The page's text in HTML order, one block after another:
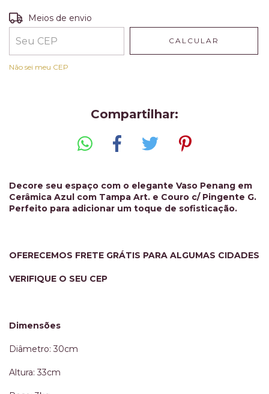
Entregas para o CEP:
Meios de envio
CALCULAR
Não sei meu CEP
Compartilhar:
Decore seu espaço com o elegante Vaso Penang em
Cerâmica Azul com Tampa Art. e Couro c/ Pingente G.
Perfeito para adicionar um toque de sofisticação.
OFERECEMOS FRETE GRÁTIS PARA ALGUMAS CIDADES
VERIFIQUE O SEU CEP
Dimensões
Diâmetro: 30cm
Altura: 33cm